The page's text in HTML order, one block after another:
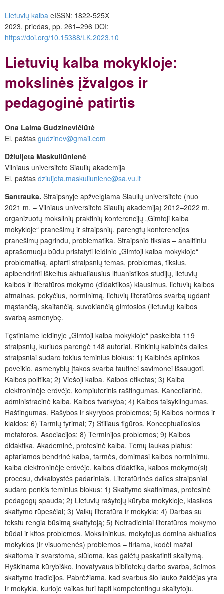
Lietuvių kalba eISSN: 1822-525X
2023, priedas, pp. 261–296 DOI:
https://doi.org/10.15388/LK.2023.10
Lietuvių kalba mokykloje:
mokslinės įžvalgos ir
pedagoginė patirtis
Ona Laima Gudzinevičiūtė
El. paštas gudzinev@gmail.com
Džiuljeta Maskuliūnienė
Vilniaus universiteto Šiaulių akademija
El. paštas dziuljeta.maskuliuniene@sa.vu.lt
Santrauka. Straipsnyje apžvelgiama Šiaulių universitete (nuo
2021 m. – Vilniaus universiteto Šiaulių akademija) 2012–2022 m.
organizuotų mokslinių praktinių konferencijų „Gimtoji kalba
mokykloje“ pranešimų ir straipsnių, parengtų konferencijos
pranešimų pagrindu, problematika. Straipsnio tikslas – analitiniu
aprašomuoju būdu pristatyti leidinio „Gimtoji kalba mokykloje“
problematiką, aptarti straipsnių temas, problemas, tikslus,
apibendrinti iškeltus aktualiausius lituanistikos studijų, lietuvių
kalbos ir literatūros mokymo (didaktikos) klausimus, lietuvių kalbos
atmainas, pokyčius, norminimą, lietuvių literatūros svarbą ugdant
mąstančią, skaitančią, suvokiančią gimtosios (lietuvių) kalbos
svarbą asmenybę.
Tęstiniame leidinyje „Gimtoji kalba mokykloje“ paskelbta 119
straipsnių, kuriuos parengė 148 autoriai. Rinkinių kalbinės dalies
straipsniai sudaro tokius teminius blokus: 1) Kalbinės aplinkos
poveikio, asmenybių įtakos svarba tautinei savimonei išsaugoti.
Kalbos politika; 2) Viešoji kalba. Kalbos etiketas; 3) Kalba
elektroninėje erdvėje, kompiuterinis raštingumas. Kanceliarinė,
administracinė kalba. Kalbos tvarkyba; 4) Kalbos taisyklingumas.
Raštingumas. Rašybos ir skyrybos problemos; 5) Kalbos normos ir
klaidos; 6) Tarmių tyrimai; 7) Stiliaus figūros. Konceptualiosios
metaforos. Asociacijos; 8) Terminijos problemos; 9) Kalbos
didaktika. Akademinė, profesinė kalba. Temų laukas platus:
aptariamos bendrinė kalba, tarmės, domimasi kalbos norminimu,
kalba elektroninėje erdvėje, kalbos didaktika, kalbos mokymo(si)
procesu, dvikalbystės padariniais. Literatūrinės dalies straipsniai
sudaro penkis teminius blokus: 1) Skaitymo skatinimas, profesinė
pedagogų spauda; 2) Lietuvių rašytojų kūryba mokykloje, klasikos
skaitymo rūpesčiai; 3) Vaikų literatūra ir mokykla; 4) Darbas su
tekstu rengia būsimą skaitytoją; 5) Netradiciniai literatūros mokymo
būdai ir kitos problemos. Mokslininkus, mokytojus domina aktualios
mokyklos (ir visuomenės) problemos – tiriama, kodėl mažai
skaitoma ir svarstoma, siūloma, kas galėtų paskatinti skaitymą.
Ryškinama kūrybiško, inovatyvaus bibliotekų darbo svarba, šeimos
skaitymo tradicijos. Pabrėžiama, kad svarbus šio lauko žaidėjas yra
ir mokykla, kurioje vaikas turi tapti kompetentingu skaitytoju.